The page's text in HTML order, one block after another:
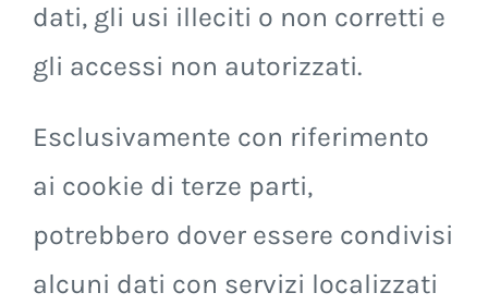
dati, gli usi illeciti o non corretti e
gli accessi non autorizzati.
Esclusivamente con riferimento
ai cookie di terze parti,
potrebbero dover essere condivisi
alcuni dati con servizi localizzati